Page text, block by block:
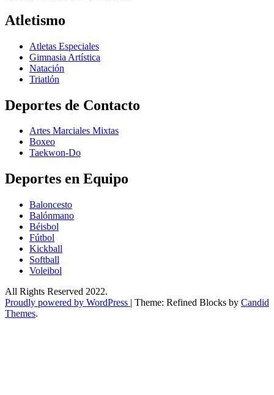
Atletismo
Atletas Especiales
Gimnasia Artística
Natación​
Triatlón​
Deportes de Contacto
Artes Marciales Mixtas
Boxeo
Taekwon-Do
Deportes en Equipo
Baloncesto
Balónmano
Béisbol
Fútbol
Kickball​
Softball​
Voleibol​
All Rights Reserved 2022.
Proudly powered by WordPress | Theme: Refined Blocks by Candid
Themes.